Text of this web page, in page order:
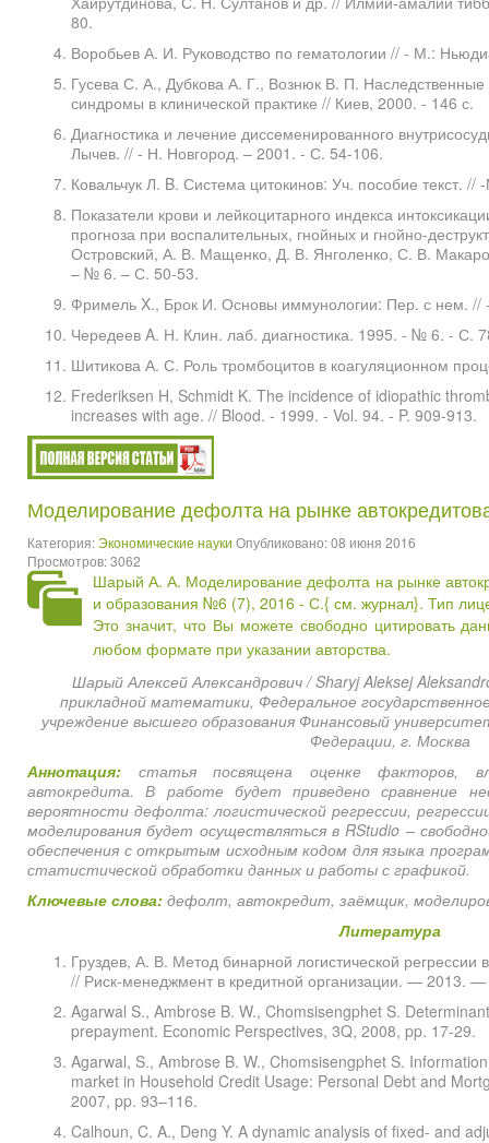
80.
Воробьев А. И. Руководство по гематологии // - М.:
Гусева С. А., Дубкова А. Г., Вознюк В. П. Наследственные
синдромы в клинической практике // Киев, 2000. - 146 с.
Диагностика и лечение диссеменированного
Лычев. // - Н. Новгород. – 2001. - С. 54-106.
Ковальчук Л. B. Система цитокинов: Уч. пособие текст.
Показатели крови и лейкоцитарного индекса
прогноза при воспалительных, гнойных и гнойно-
Островский, А. В. Мащенко, Д. В. Янголенко, С. В.
– № 6. – С. 50-53.
Фримель X., Брок И. Основы иммунологии: Пер. с нем.
Чередеев A. Н. Клин. лаб. диагностика. 1995. - № 6. - С.
Шитикова А. С. Роль тромбоцитов в коагуляционном
Frederiksen H, Schmidt K. The incidence of idiopathic
increases with age. // Blood. - 1999. - Vol. 94. - P. 909-913.
Моделирование дефолта на рынке
Категория:Экономические науки Опубликовано: 08 июня 2016
Просмотров: 3062
Шарый А. А. Моделирование дефолта на рынке
и образования №6 (7), 2016 - С.{ см. журнал}. Тип
Это значит, что Вы можете свободно цитировать
любом формате при указании авторства.
Шарый Алексей Александрович / Sharyj Aleksej
прикладной математики, Федеральное
учреждение высшего образования Финансовый
Федерации, г. Москва
Аннотация: статья посвящена оценке факторов,
автокредита. В работе будет приведено сравнение
вероятности дефолта: логистической регрессии,
моделирования будет осуществляться в RStudio –
обеспечения с открытым исходным кодом для языка
статистической обработки данных и работы с графикой.
Ключевые слова: дефолт, автокредит, заёмщик,
Литература
Груздев, А. В. Метод бинарной логистической регрессии
// Риск-менеджмент в кредитной организации. —
Agarwal S., Ambrose B. W., Chomsisengphet S.
prepayment. Economic Perspectives, 3Q, 2008, pp. 17-29.
Agarwal, S., Ambrose B. W., Chomsisengphet S.
market in Household Credit Usage: Personal Debt and
2007, pp. 93–116.
Calhoun, C. A., Deng Y. A dynamic analysis of fixed- and